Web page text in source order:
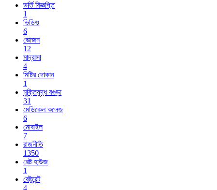
ভর্তি বিজ্ঞপ্তি
1
ভিডিও
6
ভোজন
12
মাদ্রাসা
4
মিষ্টির দোকান
1
মুক্তিযুদ্ধ বগুড়া
31
মেডিকেল কলেজ
6
মোবাইল
7
রাজনীতি
1350
রেষ্ট হাউজ
1
রেষ্টুরেন্ট
4